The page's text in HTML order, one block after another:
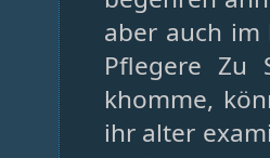
aber auch
Pflegere Zu
khomme,
ihr alter